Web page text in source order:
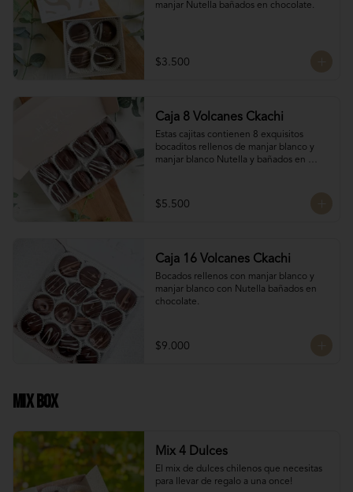
manjar Nutella bañados en chocolate.
$3.500
Caja 8 Volcanes Ckachi
Estas cajitas contienen 8 exquisitos
bocaditos rellenos de manjar blanco y
manjar blanco Nutella y bañados en
¡Nada mejor que un poco de dulzura para
alegrarles el día! 🍫✨
$5.500
Caja 16 Volcanes Ckachi
Bocados rellenos con manjar blanco y
manjar blanco con Nutella bañados en
chocolate.
$9.000
Mix Box
Mix 4 Dulces
El mix de dulces chilenos que necesitas
para llevar de regalo a una once!